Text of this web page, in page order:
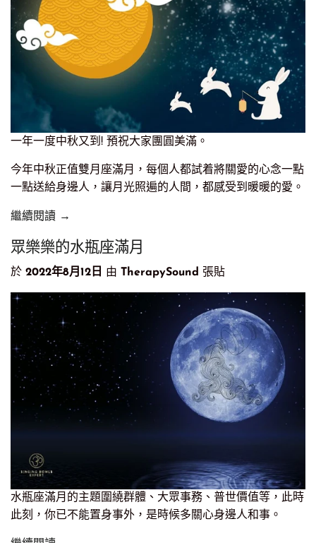
一年一度中秋又到! 預祝大家團圓美滿。
今年中秋正值雙月座滿月，每個人都試着將關愛的心念一點
一點送給身邊人，讓月光照遍的人間，都感受到暖暖的愛。
繼續閱讀 →
眾樂樂的水瓶座滿月
於 2022年8月12日 由 TherapySound 張貼
水瓶座滿月的主題圍繞群體、大眾事務、普世價值等，此時
此刻，你已不能置身事外，是時候多關心身邊人和事。